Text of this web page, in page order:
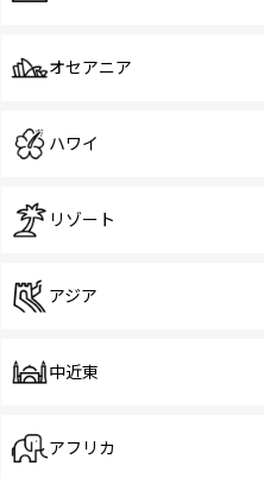
オセアニア
ハワイ
リゾート
アジア
中近東
アフリカ